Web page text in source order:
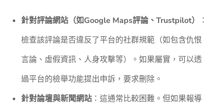
針對評論網站（如Google Maps評論、Trustpilot）
：
檢查該評論是否違反了平台的社群規範（如包含仇恨
言論、虛假資訊、人身攻擊等）。如果屬實，可以透
過平台的檢舉功能提出申訴，要求刪除。
針對論壇與新聞網站 ：這通常比較困難。但如果報導